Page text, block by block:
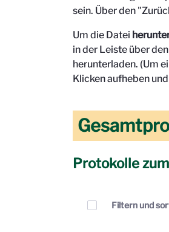
sein. Über den
Um die Datei
in der Leiste über
herunterladen. (Um
Klicken aufheben
Protokolle
Elemente
Filtern und